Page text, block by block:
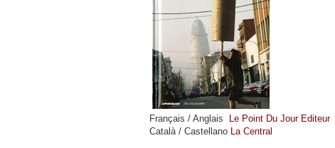
Français / Anglais
Le Point Du Jour Editeur
Català / Castellano La Central